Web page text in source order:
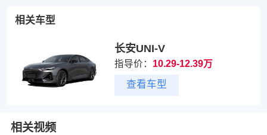
相关车型
长安UNI-V
指导价： 10.29-12.39万
查看车型
相关视频